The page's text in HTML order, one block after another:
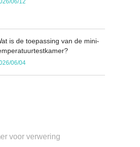
is de toepassing van de mini-
06/04
voor verwering